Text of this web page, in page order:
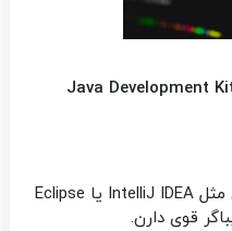
Java Development
برای راحتی بیشتر، از محیط‌هایی مثل IntelliJ IDEA یا Eclipse
قوی دارن.